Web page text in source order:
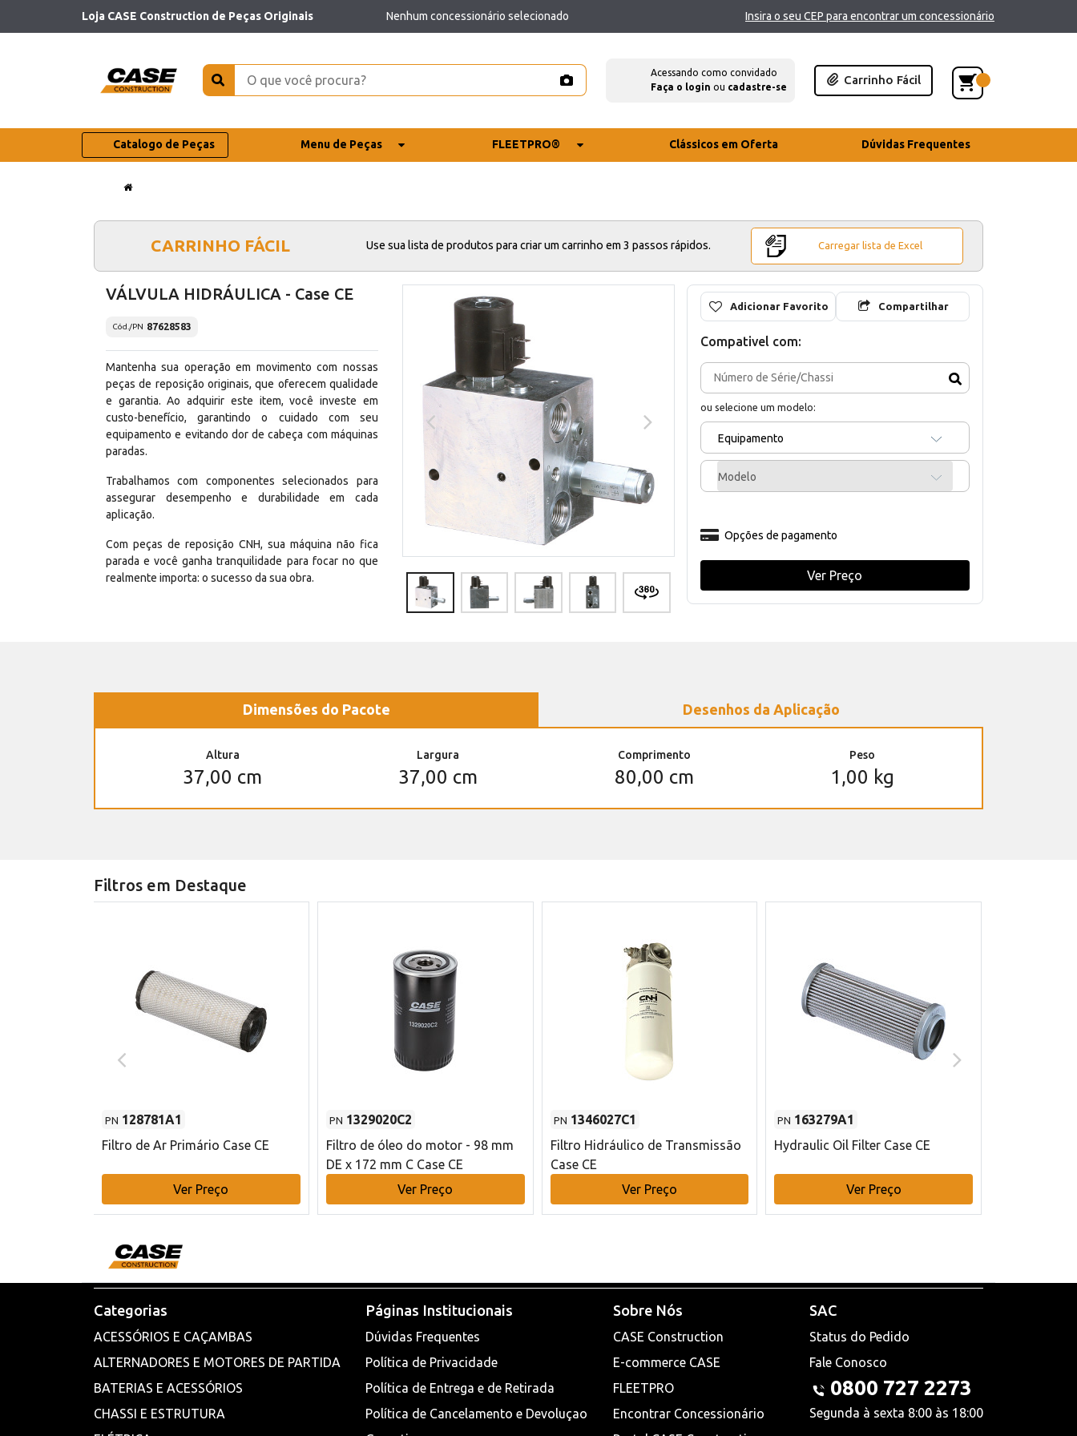
Loja CASE Construction de Peças Originais Nenhum concessionário selecionado Insira o seu CEP para encontrar um concessionário
Acessando como convidado
Faça o login ou cadastre-se
Carrinho Fácil
Catalogo de Peças Menu de Peças FLEETPRO® Clássicos em Oferta Dúvidas Frequentes
CARRINHO FÁCIL Use sua lista de produtos para criar um carrinho em 3 passos rápidos. Carregar lista de Excel
VÁLVULA HIDRÁULICA - Case CE
Cód./PN 87628583
Mantenha sua operação em movimento com nossas
peças de reposição originais, que oferecem qualidade
e garantia. Ao adquirir este item, você investe em
custo-benefício, garantindo o cuidado com seu
equipamento e evitando dor de cabeça com máquinas
paradas.
Trabalhamos com componentes selecionados para
assegurar desempenho e durabilidade em cada
aplicação.
Com peças de reposição CNH, sua máquina não fica
parada e você ganha tranquilidade para focar no que
realmente importa: o sucesso da sua obra.
Adicionar Favorito Compartilhar
Compativel com:
ou selecione um modelo:
Equipamento
Modelo
Opções de pagamento
Ver Preço
Dimensões do Pacote Desenhos da Aplicação
Altura
37,00 cm
Largura
37,00 cm
Comprimento
80,00 cm
Peso
1,00 kg
Filtros em Destaque
PN 128781A1
Filtro de Ar Primário Case CE
Ver Preço
PN 1329020C2
Filtro de óleo do motor - 98 mm
DE x 172 mm C Case CE
Ver Preço
PN 1346027C1
Filtro Hidráulico de Transmissão
Case CE
Ver Preço
PN 163279A1
Hydraulic Oil Filter Case CE
Ver Preço
Categorias
ACESSÓRIOS E CAÇAMBAS
ALTERNADORES E MOTORES DE PARTIDA
BATERIAS E ACESSÓRIOS
CHASSI E ESTRUTURA
Páginas Institucionais
Dúvidas Frequentes
Política de Privacidade
Política de Entrega e de Retirada
Política de Cancelamento e Devoluçao
Sobre Nós
CASE Construction
E-commerce CASE
FLEETPRO
Encontrar Concessionário
SAC
Status do Pedido
Fale Conosco
0800 727 2273
Segunda à sexta 8:00 às 18:00